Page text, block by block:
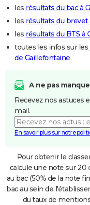
les résultats du bac à
les résultats du brevet
les résultats du BTS à
toutes les infos sur les
de Gaillefontaine
A ne pas
Recevez nos astuces
mail.
En savoir plus sur notre
Pour obtenir le
calcule une note sur
au bac (50% de la note
bac au sein de
du taux de